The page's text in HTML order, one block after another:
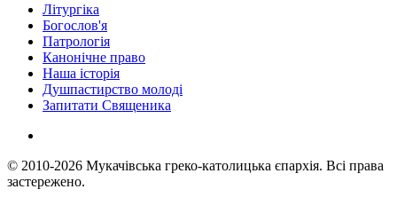
Літургіка
Богослов'я
Патрологія
Канонічне право
Наша історія
Душпастирство молоді
Запитати Священика
© 2010-2026 Мукачівська греко-католицька єпархія. Всі права
застережено.